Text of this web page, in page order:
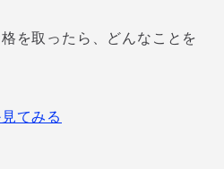
を取ったら、どんなことを
てみる